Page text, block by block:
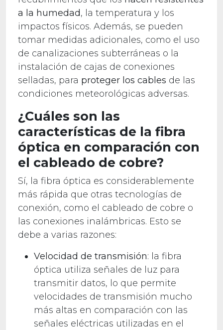
a la humedad, la temperatura y los
impactos físicos. Además, se pueden
tomar medidas adicionales, como el uso
de canalizaciones subterráneas o la
instalación de cajas de conexiones
selladas, para proteger los cables de las
condiciones meteorológicas adversas.
¿Cuáles son las
características de la fibra
óptica en comparación con
el cableado de cobre?
Sí, la fibra óptica es considerablemente
más rápida que otras tecnologías de
conexión, como el cableado de cobre o
las conexiones inalámbricas. Esto se
debe a varias razones:
Velocidad de transmisión: la fibra
óptica utiliza señales de luz para
transmitir datos, lo que permite
velocidades de transmisión mucho
más altas en comparación con las
señales eléctricas utilizadas en el